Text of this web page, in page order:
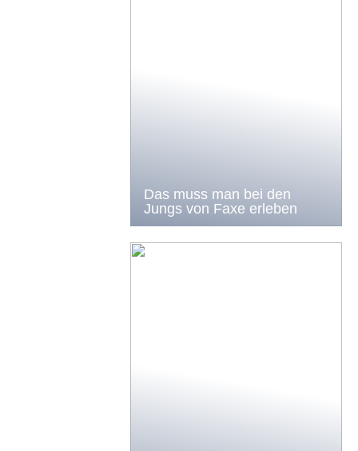
Das muss man bei den
Jungs von Faxe erleben